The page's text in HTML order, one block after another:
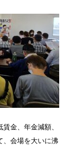
金、年金減額、
、会場を大いに沸